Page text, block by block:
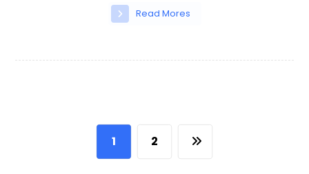
Read Mores
1 2